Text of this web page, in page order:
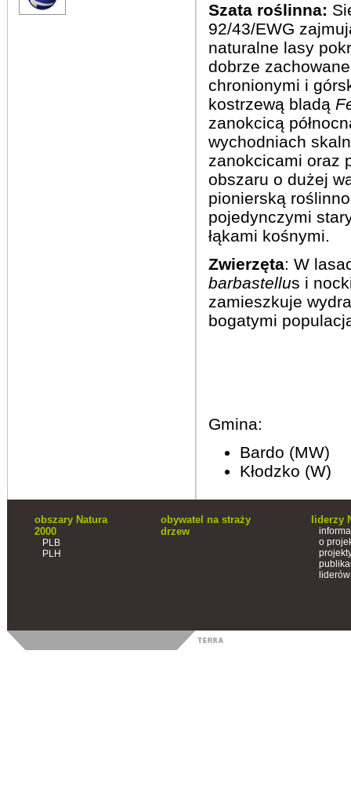
Szata roślinna:
92/43/EWG
naturalne lasy
dobrze
chronionymi i
kostrzewą bladą
zanokcicą
wychodniach
zanokcicami oraz
obszaru o dużej
pionierską
pojedynczymi
łąkami kośnymi.
Zwierzęta: W
barbastellus i
zamieszkuje wydra
bogatymi
Gmina:
Bardo (MW)
Kłodzko (W)
obszary Natura
2000
PLB
PLH
obywatel na straży
drzew
liderzy
o
liderów